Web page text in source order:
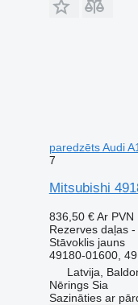
paredzēts Audi
7
Mitsubishi
836,50 € Ar PVN
Rezerves daļas
Stāvoklisjauns
49180-01600,
Latvija,
Nērings Sia
Sazināties ar